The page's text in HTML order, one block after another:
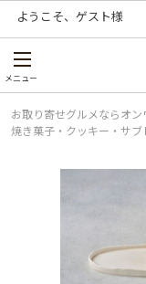
ようこそ、 ゲスト様
メニュー
お取り寄せグルメならオン
焼き菓子・クッキー・サブ